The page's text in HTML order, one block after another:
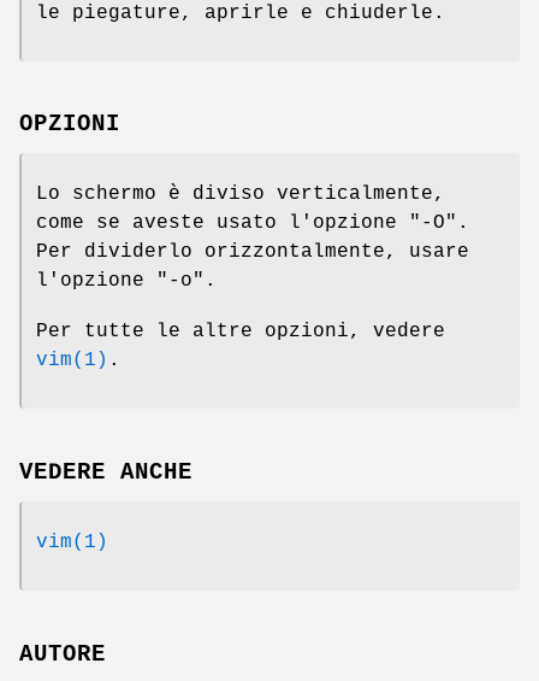
le piegature, aprirle e chiuderle.
OPZIONI
Lo schermo è diviso verticalmente,
come se aveste usato l'opzione "-O".
Per dividerlo orizzontalmente, usare
l'opzione "-o".
Per tutte le altre opzioni, vedere
vim(1) .
VEDERE ANCHE
vim(1)
AUTORE